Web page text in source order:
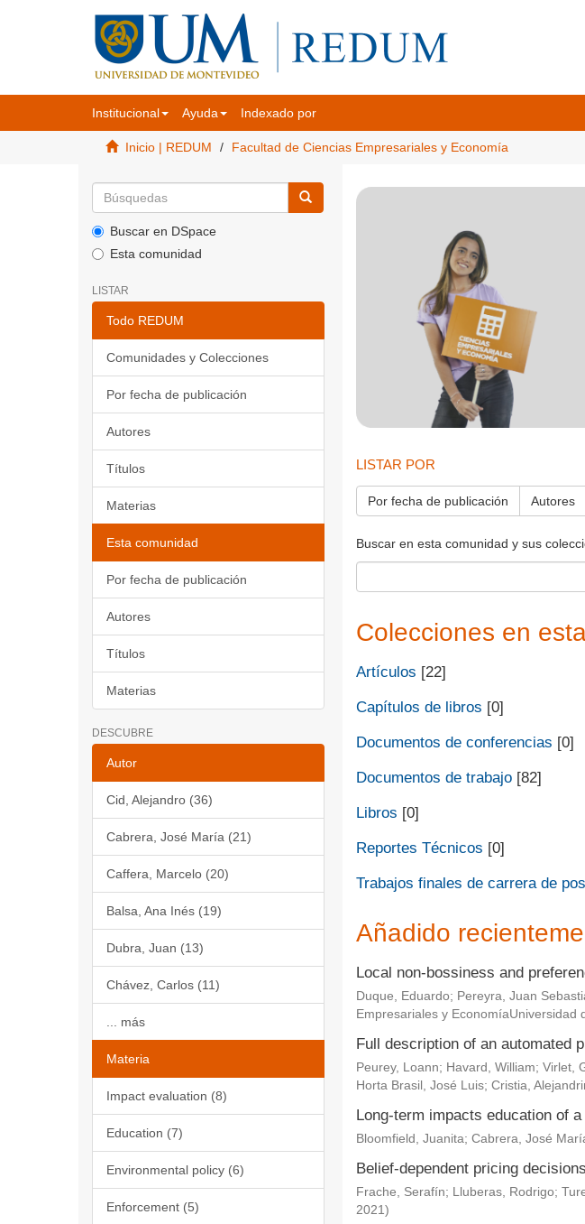
Institucional Ayuda Indexado por
Inicio | REDUM Facultad de Ciencias Empresariales y Economía
Buscar en DSpace
Esta comunidad
LISTAR
Todo REDUM
Comunidades y Colecciones
Por fecha de publicación
Autores
Títulos
Materias
Esta comunidad
Por fecha de publicación
Autores
Títulos
Materias
DESCUBRE
Autor
Cid, Alejandro (36)
Cabrera, José María (21)
Caffera, Marcelo (20)
Balsa, Ana Inés (19)
Dubra, Juan (13)
Chávez, Carlos (11)
... más
Materia
Impact evaluation (8)
Education (7)
Environmental policy (6)
Enforcement (5)
LISTAR POR
Por fecha de publicación Autores
Buscar en esta comunidad y sus
Colecciones en
Artículos [22]
Capítulos de libros [0]
Documentos de conferencias [0]
Documentos de trabajo[82]
Libros [0]
Reportes Técnicos [0]
Trabajos finales de carrera de
Añadido
Local non-bossiness and
Duque, Eduardo; Pereyra, Juan
Empresariales y EconomíaUniversidad
Full description of an automated
Peurey, Loann; Havard, William; Virlet,
Horta Brasil, José Luis; Cristia,
Long-term impacts education of
Bloomfield, Juanita; Cabrera, José
Belief-dependent pricing decisions
Frache, Serafín; Lluberas, Rodrigo;
2021)